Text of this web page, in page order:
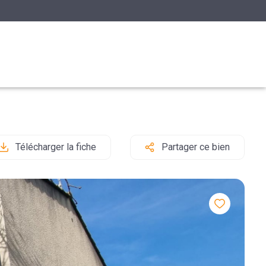
Télécharger la fiche Partager ce bien